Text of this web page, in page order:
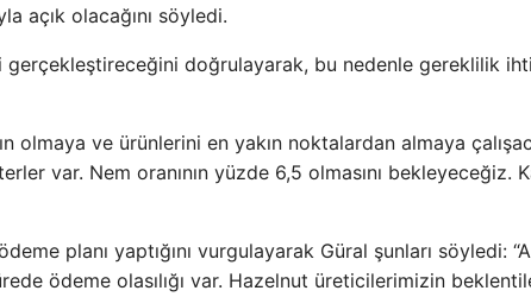
açık olacağını söyledi.
gerçekleştireceğini doğrulayarak, bu nedenle gereklilik
olmaya ve ürünlerini en yakın noktalardan almaya
var. Nem oranının yüzde 6,5 olmasını bekleyeceğiz.
planı yaptığını vurgulayarak Güral şunları söyledi:
ödeme olasılığı var. Hazelnut üreticilerimizin